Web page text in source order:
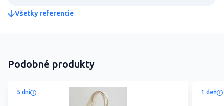
Všetky referencie
Podobné produkty
5 dní 1 deň